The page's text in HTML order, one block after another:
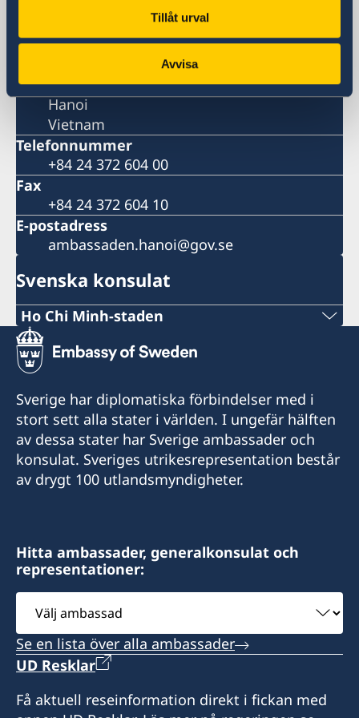
Tillåt urval
Avvisa
Daeha Business Center, 15th floor
Giang Vo ward
Hanoi
Vietnam
Telefonnummer
+84 24 372 604 00
Fax
+84 24 372 604 10
E-postadress
ambassaden.hanoi@gov.se
Svenska konsulat
Ho Chi Minh-staden
Tel:
+84 (0) 327 918 988
E-post:
honoraryconsulateswedenhcmc@gmail.com
Honorary Consulate General of Sweden
Besökstider (endast tidsbokning):
Måndag- fredag kl. 10:00-11:30
Tisdag - torsdag kl. 13:30-15:30
Telefontid:
Måndag, torsdag och fredag kl. 10:00-11:30
Måndag: 13:30-15:30
Sverige har diplomatiska förbindelser med i
stort sett alla stater i världen. I ungefär hälften
av dessa stater har Sverige ambassader och
konsulat. Sveriges utrikesrepresentation består
av drygt 100 utlandsmyndigheter.
Hitta ambassader, generalkonsulat och
representationer:
Välj
ambassad
Se en lista över alla ambassader
UD Resklar
Få aktuell reseinformation direkt i fickan med